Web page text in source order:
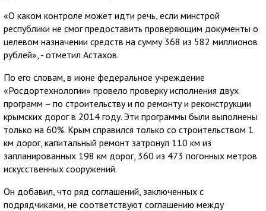
«О каком контроле может идти речь, если минстрой
республики не смог предоставить проверяющим документы о
целевом назначении средств на сумму 368 из 582 миллионов
рублей», - отметил Астахов.
По его словам, в июне федеральное учреждение
«Росдортехнологии» провело проверку исполнения двух
программ – по строительству и по ремонту и реконструкции
крымских дорог в 2014 году. Эти программы были выполнены
только на 60%. Крым справился только со строительством 1
км дорог, капитальный ремонт затронул 110 км из
запланированных 198 км дорог, 360 из 473 погонных метров
искусственных сооружений.
Он добавил, что ряд соглашений, заключенных с
подрядчиками, не соответствуют соглашению между